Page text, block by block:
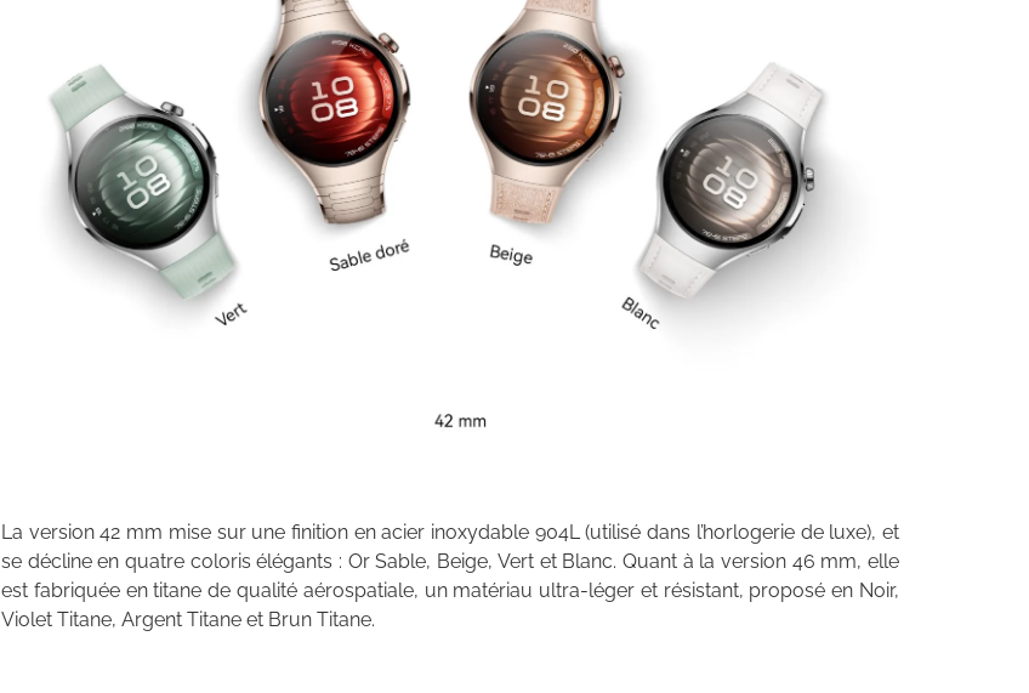
La version 42 mm mise sur une finition en acier inoxydable 904L (utilisé dans l’horlogerie de luxe), et
se décline en quatre coloris élégants : Or Sable, Beige, Vert et Blanc. Quant à la version 46 mm, elle
est fabriquée en titane de qualité aérospatiale, un matériau ultra-léger et résistant, proposé en Noir,
Violet Titane, Argent Titane et Brun Titane.